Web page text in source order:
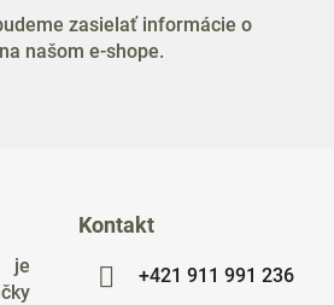
zasielať informácie o
našom e-shope.
Kontakt
+421 911 991 236